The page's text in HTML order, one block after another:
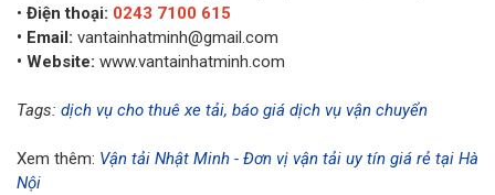
• Điện thoại: 0243 7100 615
• Email: vantainhatminh@gmail.com
• Website: www.vantainhatminh.com
Tags: dịch vụ cho thuê xe tải, báo giá dịch vụ vận chuyển
Xem thêm: Vận tải Nhật Minh - Đơn vị vận tải uy tín giá rẻ tại Hà
Nội